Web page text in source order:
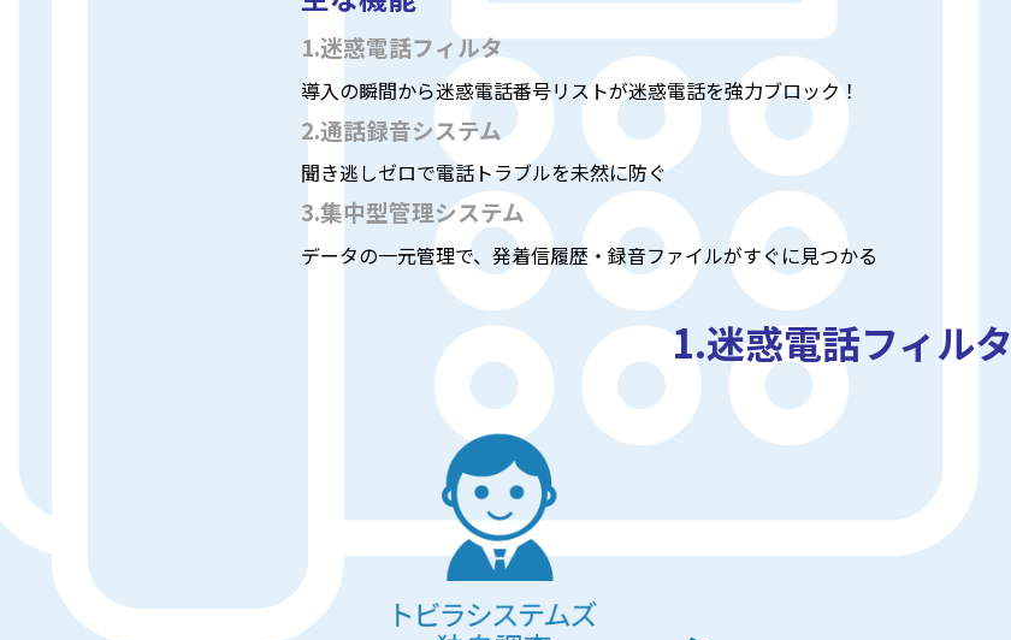
1.迷惑電話フィルタ
導入の瞬間から迷惑電話番号リストが迷惑電話を強力ブロック！
2.通話録音システム
聞き逃しゼロで電話トラブルを未然に防ぐ
3.集中型管理システム
データの一元管理で、発着信履歴・録音ファイルがすぐに見つかる
1.迷惑電話フィルタ